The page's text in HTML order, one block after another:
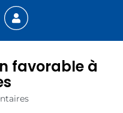
favorable à